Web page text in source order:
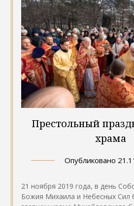
Престольный
храма
Опубликовано
21 ноября 2019 года, в день
Божия Михаила и Небесных Сил